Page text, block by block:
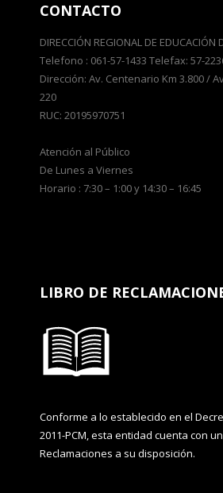
CONTACTO
DIRECCIÓN REGIONAL DE EDUCACIÓN
Telefono : 061-57-1433 Telefax: 57-
Dirección: Av. Centenario Km 3.800 /
220
RUC: 20195970751
Atención al Público
De Lunes a Viernes
Horario : 7:30 – 1:00 y 14:30 – 16:45
LIBRO DE
Conforme a lo establecido en el
2011-PCM, esta entidad cuenta con
Reclamaciones a su disposición.